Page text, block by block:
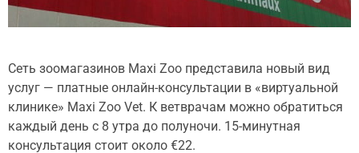
Сеть зоомагазинов Maxi Zoo представила новый вид
услуг — платные онлайн-консультации в «виртуальной
клинике» Maxi Zoo Vet. К ветврачам можно обратиться
каждый день с 8 утра до полуночи. 15-минутная
консультация стоит около €22.